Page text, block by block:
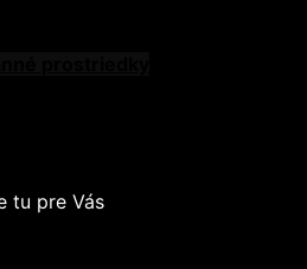
tu pre Vás